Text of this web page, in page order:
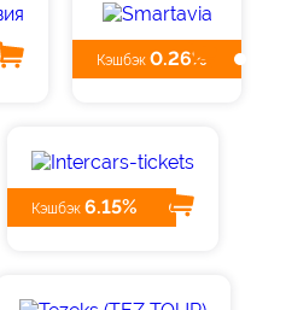
Кэшбэк 0.26%
Кэшбэк 6.15%